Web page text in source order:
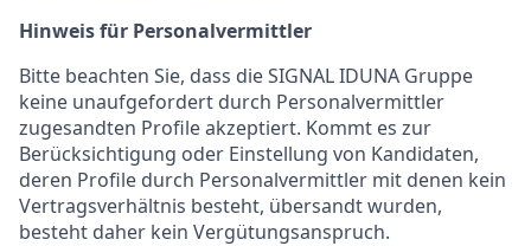
Hinweis für Personalvermittler
Bitte beachten Sie, dass die SIGNAL IDUNA Gruppe
keine unaufgefordert durch Personalvermittler
zugesandten Profile akzeptiert. Kommt es zur
Berücksichtigung oder Einstellung von Kandidaten,
deren Profile durch Personalvermittler mit denen kein
Vertragsverhältnis besteht, übersandt wurden,
besteht daher kein Vergütungsanspruch.